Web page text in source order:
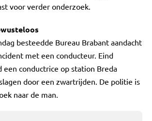
voor verder onderzoek.
besteedde Bureau Brabant aandacht
met een conducteur. Eind
een conductrice op station Breda
door een zwartrijden. De politie is
naar de man.